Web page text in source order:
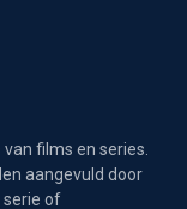
films en series.
aangevuld door
serie of